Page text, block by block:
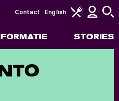
STORIES
Contact English